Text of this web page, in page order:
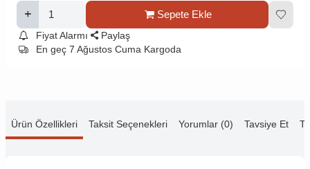
Sepete Ekle
Fiyat Alarmı
Paylaş
En geç 7 Ağustos Cuma Kargoda
Ürün Özellikleri Taksit Seçenekleri Yorumlar (0) Tavsiye Et